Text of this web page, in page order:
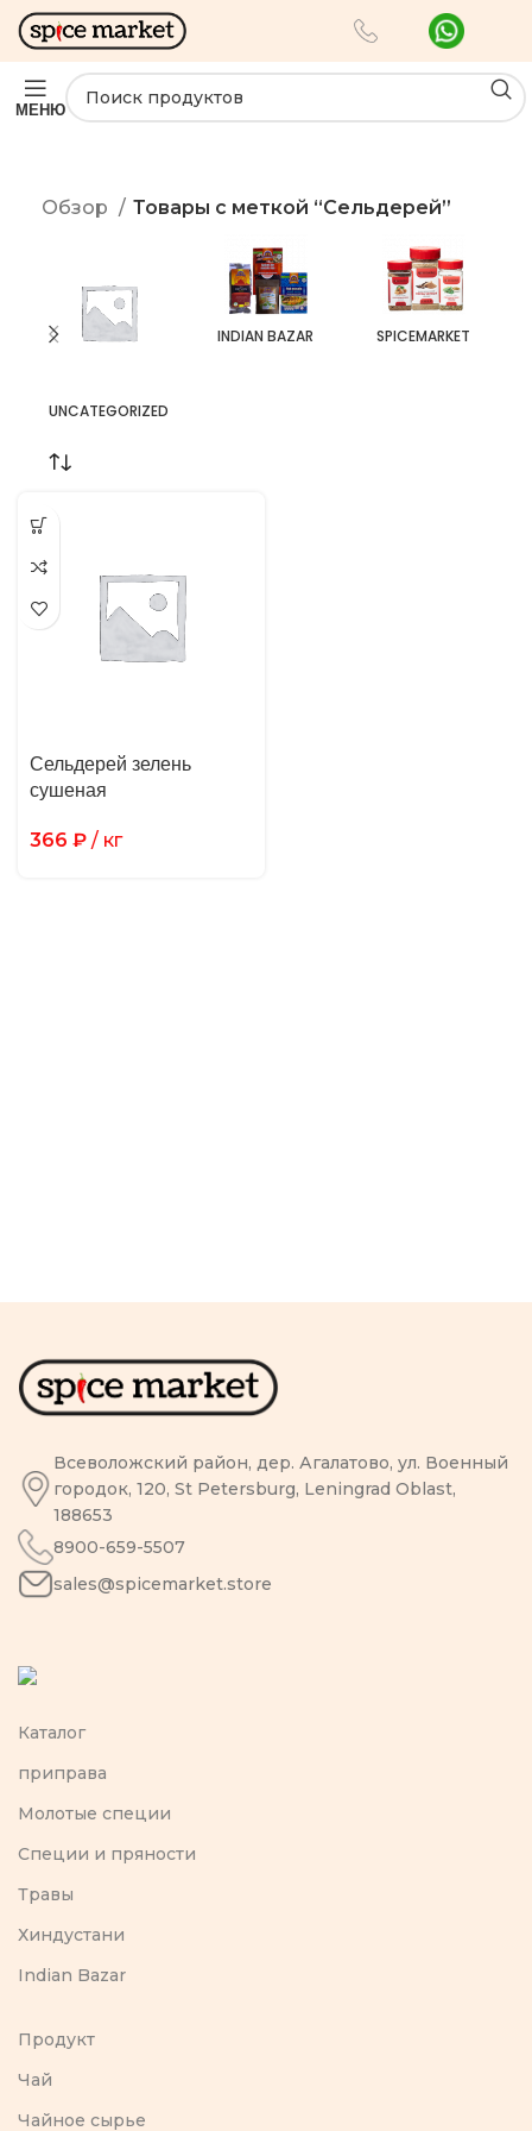
МЕНЮ
Обзор Товары с меткой “Сельдерей”
UNCATEGORIZED
INDIAN BAZAR SPICEMARKET
Сельдерей зелень
сушеная
366 ₽ / кг
Всеволожский район, дер. Агалатово, ул. Военный
городок, 120, St Petersburg, Leningrad Oblast,
188653
8900-659-5507
sales@spicemarket.store
Каталог
приправа
Молотые специи
Специи и пряности
Травы
Хиндустани
Indian Bazar
Продукт
Чай
Чайное сырье